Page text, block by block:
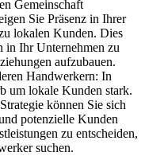
Gemeinschaft
Sie Präsenz in Ihrer
lokalen Kunden. Dies
in Ihr Unternehmen zu
aufzubauen.
Handwerkern: In
um lokale Kunden stark.
können Sie sich
potenzielle Kunden
zu entscheiden,
suchen.